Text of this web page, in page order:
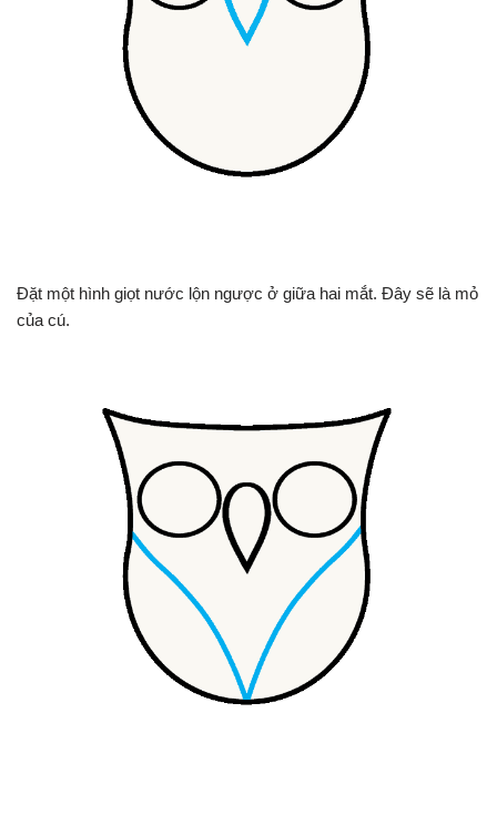
Đặt một hình giọt nước lộn ngược ở giữa hai mắt. Đây sẽ là mỏ
của cú.